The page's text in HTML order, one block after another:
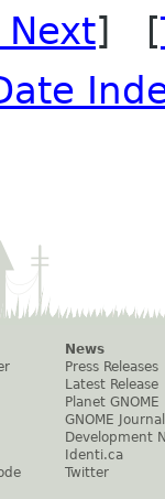
Next] [
News
Press Releases
Latest Release
Planet GNOME
GNOME Journal
Development
Identi.ca
Twitter